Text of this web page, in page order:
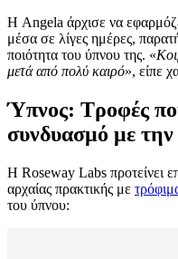
Η Angela άρχισε να
μέσα σε λίγες ημέρες,
ποιότητα του ύπνου της. «
μετά από πολύ καιρό», είπε
Ύπνος: Τροφές
συνδυασμό με την
Η Roseway Labs προτείνει
αρχαίας πρακτικής με
του ύπνου: